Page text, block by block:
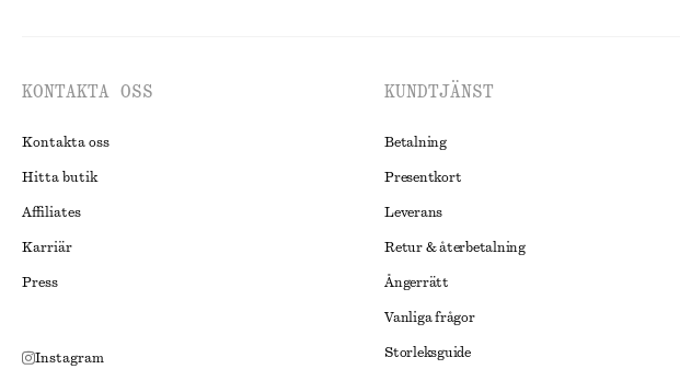
KONTAKTA OSS
Kontakta oss
Hitta butik
Affiliates
Karriär
Press
Instagram
KUNDTJÄNST
Betalning
Presentkort
Leverans
Retur & återbetalning
Ångerrätt
Vanliga frågor
Storleksguide